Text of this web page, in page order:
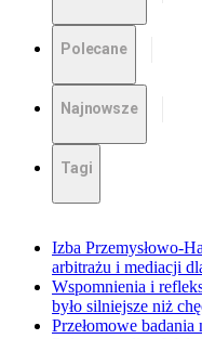
Polecane
Najnowsze
Tagi
Izba Przemysłowo-
arbitrażu i mediacji
Wspomnienia i
było silniejsze niż
Przełomowe